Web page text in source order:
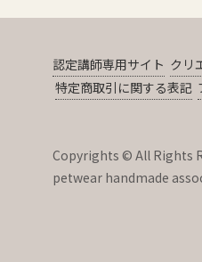
認定講師専用サイト クリ
特定商取引に関する表記
Copyrights © All Rights
petwear handmade